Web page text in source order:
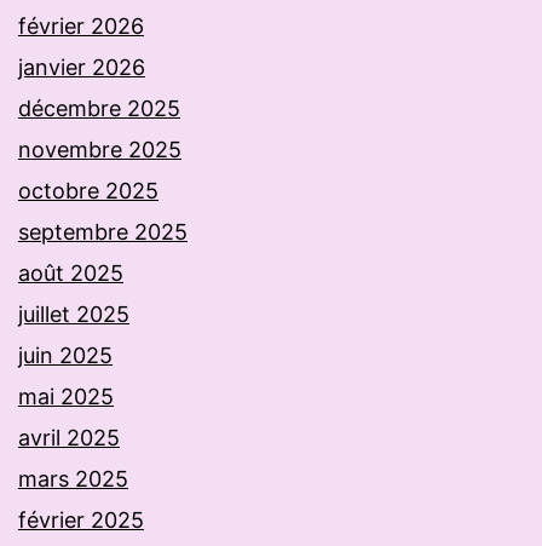
février 2026
janvier 2026
décembre 2025
novembre 2025
octobre 2025
septembre 2025
août 2025
juillet 2025
juin 2025
mai 2025
avril 2025
mars 2025
février 2025